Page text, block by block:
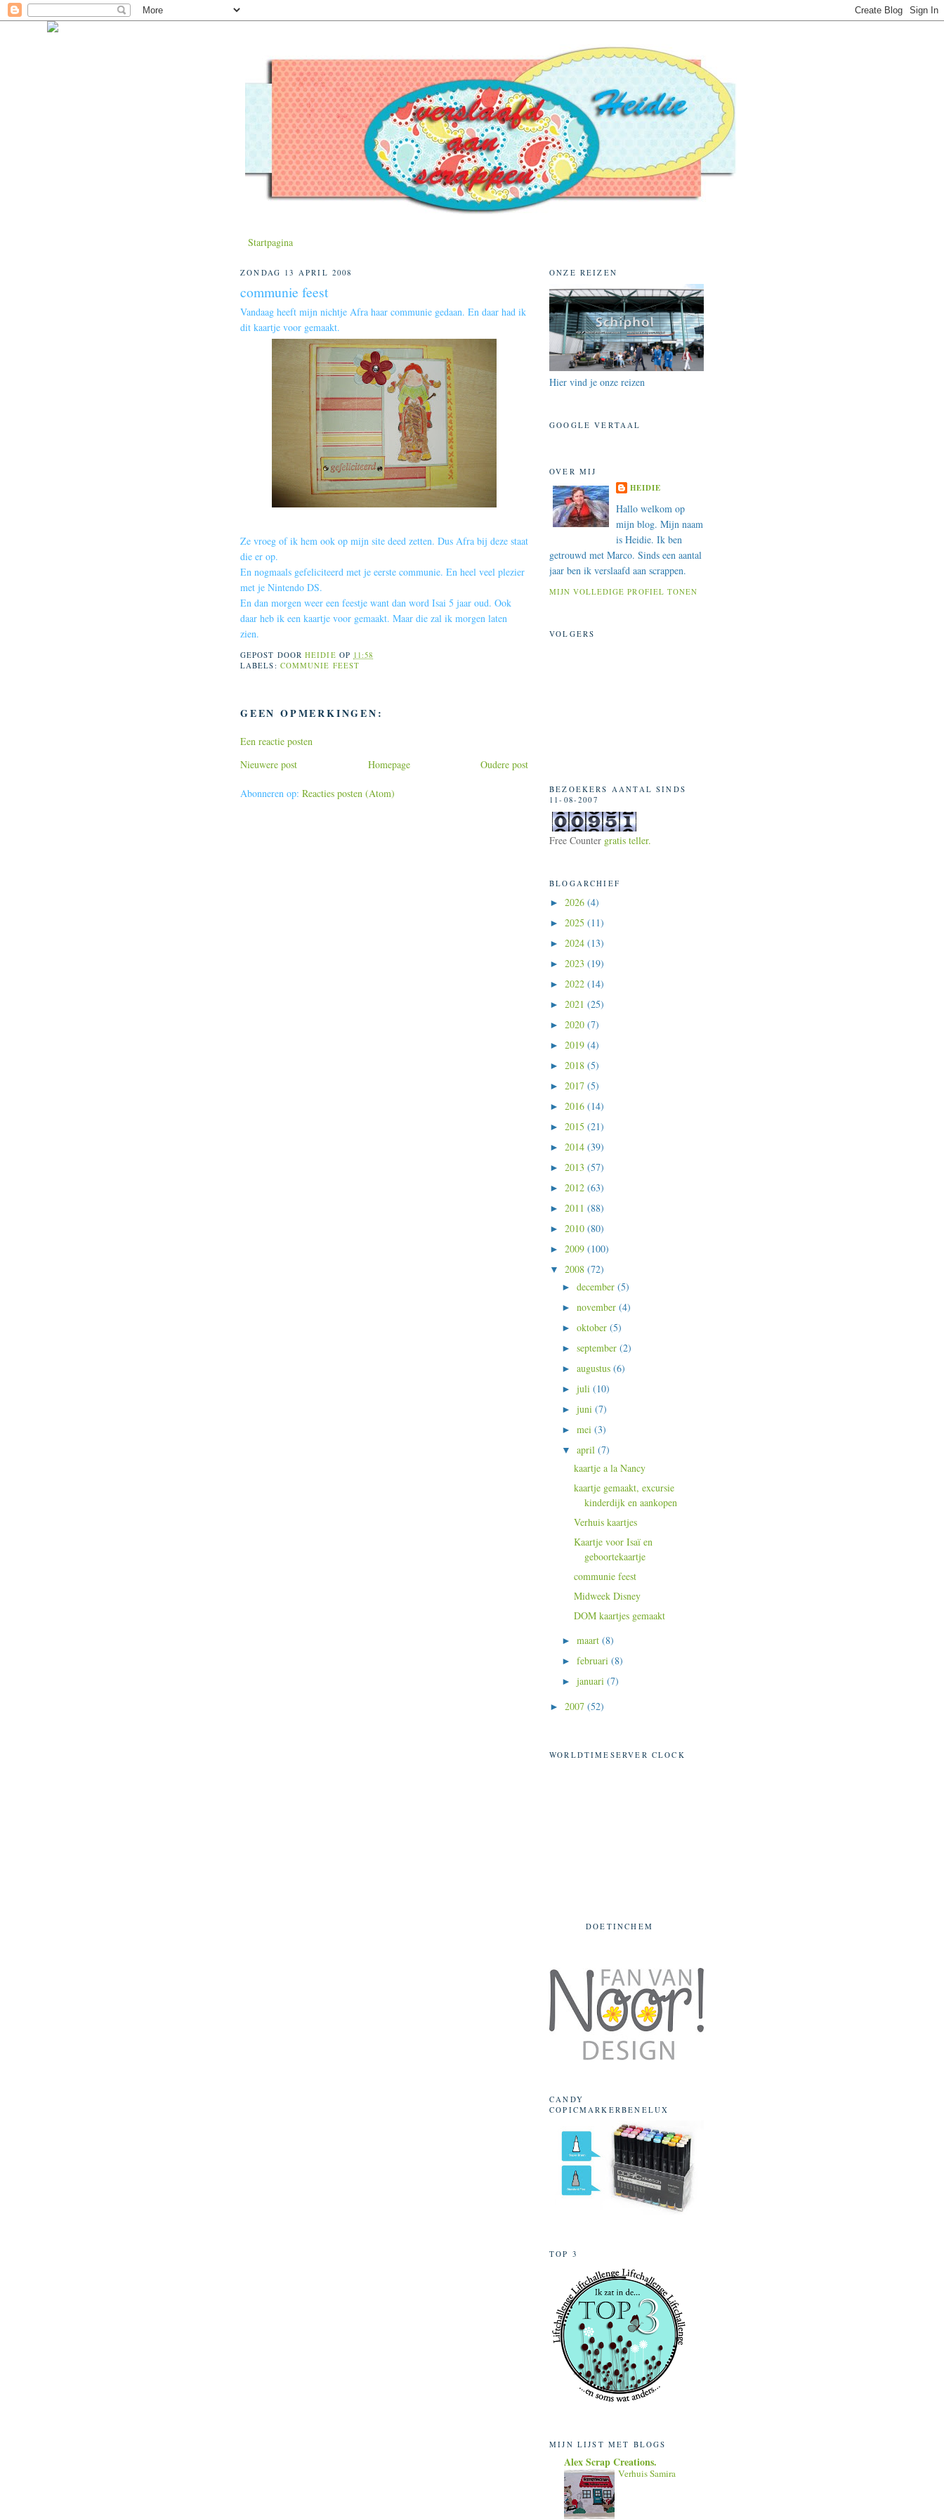
Startpagina
ZONDAG 13 APRIL 2008
communie feest
Vandaag heeft mijn nichtje Afra haar communie gedaan. En daar had ik
dit kaartje voor gemaakt.
Ze vroeg of ik hem ook op mijn site deed zetten. Dus Afra bij deze staat
die er op.
En nogmaals gefeliciteerd met je eerste communie. En heel veel plezier
met je Nintendo DS.
En dan morgen weer een feestje want dan word Isai 5 jaar oud. Ook
daar heb ik een kaartje voor gemaakt. Maar die zal ik morgen laten
zien.
GEPOST DOORHEIDIE OP 11:58
LABELS: COMMUNIE FEEST
GEEN OPMERKINGEN:
Een reactie posten
Nieuwere post
Oudere post
Homepage
Abonneren op: Reacties posten (Atom)
ONZE REIZEN
Hier vind je onze reizen
GOOGLE VERTAAL
OVER MIJ
HEIDIE
Hallo welkom op
mijn blog. Mijn naam
is Heidie. Ik ben
getrouwd met Marco. Sinds een aantal
jaar ben ik verslaafd aan scrappen.
MIJN VOLLEDIGE PROFIEL TONEN
VOLGERS
BEZOEKERS AANTAL SINDS
11-08-2007
Free Counter gratis teller.
BLOGARCHIEF
► 2026 (4)
► 2025 (11)
► 2024 (13)
► 2023 (19)
► 2022 (14)
► 2021 (25)
► 2020 (7)
► 2019 (4)
► 2018 (5)
► 2017 (5)
► 2016 (14)
► 2015 (21)
► 2014 (39)
► 2013 (57)
► 2012 (63)
► 2011 (88)
► 2010 (80)
► 2009 (100)
▼ 2008 (72)
► december (5)
► november (4)
► oktober (5)
► september (2)
► augustus (6)
► juli (10)
► juni (7)
► mei (3)
▼ april (7)
kaartje a la Nancy
kaartje gemaakt, excursie
kinderdijk en aankopen
Verhuis kaartjes
Kaartje voor Isaï en
geboortekaartje
communie feest
Midweek Disney
DOM kaartjes gemaakt
► maart (8)
► februari (8)
► januari (7)
► 2007 (52)
WORLDTIMESERVER CLOCK
DOETINCHEM
CANDY
COPICMARKERBENELUX
TOP 3
MIJN LIJST MET BLOGS
Alex Scrap Creations.
Verhuis Samira